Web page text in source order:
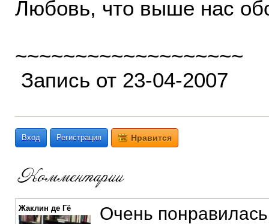
Любовь, что выше нас
~~~~~~~~~~~~~~~~~~~
Запись от 23-04-2007
Вход Регистрация Нравится
Жаклин де Гё
Очень